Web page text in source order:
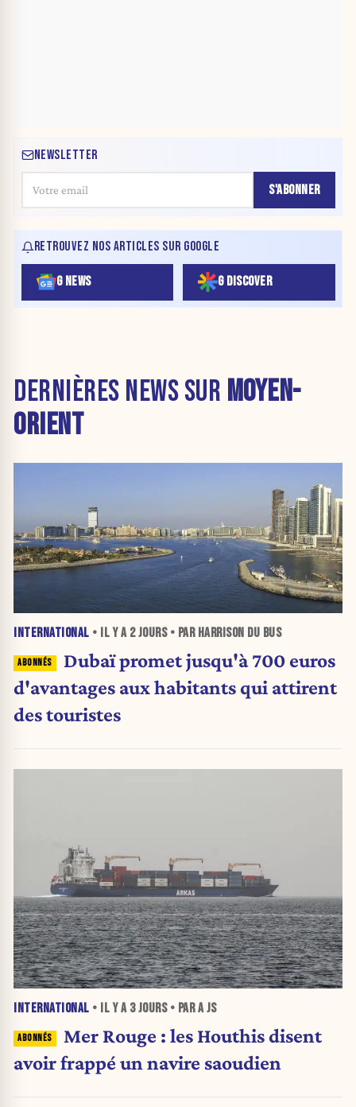
NEWSLETTER
S'ABONNER
RETROUVEZ NOS ARTICLES SUR GOOGLE
G NEWS G DISCOVER
DERNIÈRES NEWS SUR MOYEN-
ORIENT
INTERNATIONAL • IL Y A 2 JOURS• PAR HARRISON DU BUS
Dubaï promet jusqu'à 700 euros
d'avantages aux habitants qui attirent
des touristes
INTERNATIONAL • IL Y A 3 JOURS• PAR A JS
Mer Rouge : les Houthis disent
avoir frappé un navire saoudien